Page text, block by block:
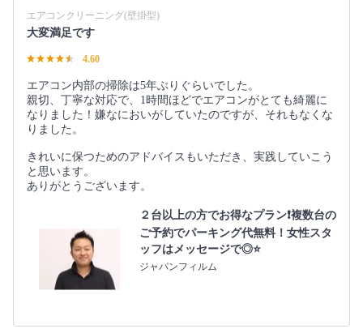
エアコンクリーニング(壁掛型)
大変満足です
4.60
エアコン内部の掃除は5年ぶりぐらいでした。
親切、丁寧な対応で、1時間ほどでエアコンがとても綺麗に
なりました！嫌なにおいがしていたのですが、それもなくな
りました。
きれいに保つためのアドバイスもいただき、実践していこう
と思います。
ありがとうございます。
２台以上の方でお得なプラン❗️複数台の
ご予約でパーキング代無料！女性スタ
ッフはメッセージで◎⭐️
ジャパンフィルム